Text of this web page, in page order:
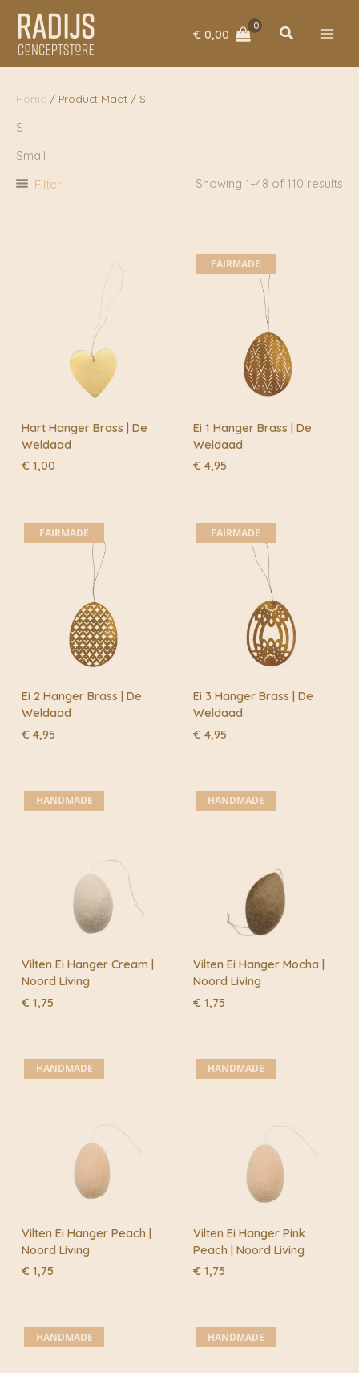
naar
inhoud
€ 0,00 Zoeken
Home / Product Maat / S
S
Small
Filter Showing 1–48 of 110 results
Hart Hanger Brass | De
Weldaad
€ 1,00
FAIRMADE
Ei 1 Hanger Brass | De
Weldaad
€ 4,95
FAIRMADE
Ei 2 Hanger Brass | De
Weldaad
€ 4,95
FAIRMADE
Ei 3 Hanger Brass | De
Weldaad
€ 4,95
HANDMADE
Vilten Ei Hanger Cream |
Noord Living
€ 1,75
HANDMADE
Vilten Ei Hanger Mocha |
Noord Living
€ 1,75
HANDMADE
Vilten Ei Hanger Peach |
Noord Living
€ 1,75
HANDMADE
Vilten Ei Hanger Pink
Peach | Noord Living
€ 1,75
HANDMADE HANDMADE